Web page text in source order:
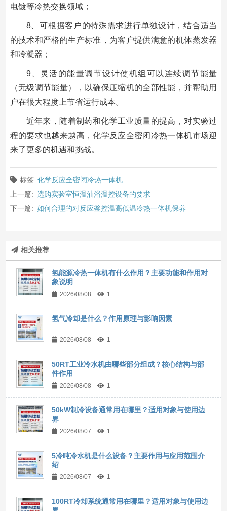
电镀等冷热交换领域；
8、可根据客户的特殊需求进行单独设计，结合适当
的技术和严格的生产标准，为客户提供满意的机体蒸发器
和冷凝器；
9、灵活的能量调节设计使机组可以连续调节能量
（无级调节能量），以确保压缩机的全部性能，并帮助用
户在很大程度上节省运行成本。
近年来，随着制药和化学工业质量的提高，对实验过
程的要求也越来越高，化学反应全密闭冷热一体机市场迎
来了更多的机遇和挑战。
标签: 化学反应全密闭冷热一体机
上一篇: 选购实验室恒温油浴温控设备的要求
下一篇: 如何合理的对反应釜控温高低温冷热一体机保养
相关推荐
氢能源冷热一体机有什么作用？主要功能和作用对
象说明
2026/08/08 1
氢气冷却是什么？作用原理与影响因素
2026/08/08 1
50RT工业冷水机由哪些部分组成？核心结构与部
件作用
2026/08/08 1
50kW制冷设备通常用在哪里？适用对象与使用边
界
2026/08/07 1
5冷吨冷水机是什么设备？主要作用与应用范围介
绍
2026/08/07 1
100RT冷却系统通常用在哪里？适用对象与使用边